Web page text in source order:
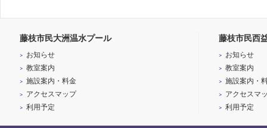
藤枝市民大洲温水プール
お知らせ
教室案内
施設案内・料金
アクセスマップ
利用予定
藤枝市民西
お知らせ
教室案内
施設案内・
アクセスマ
利用予定